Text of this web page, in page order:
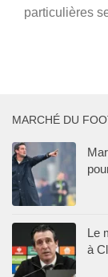
particulières
MARCHÉ DU
Le
à